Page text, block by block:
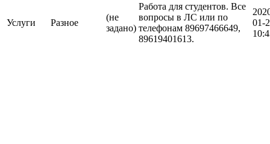
Услуги Разное
(не
задано)
Работа для студентов. Все
вопросы в ЛС или по
телефонам 89697466649,
89619401613.
01-